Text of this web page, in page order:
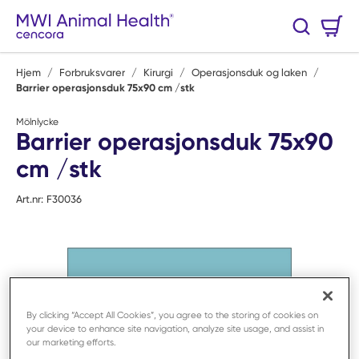
Hopp til hovedinnhold
Søk
Hjem / Forbruksvarer / Kirurgi / Operasjonsduk og laken /
Barrier operasjonsduk 75x90 cm /stk
Mölnlycke
Barrier operasjonsduk 75x90
cm /stk
Art.nr: F30036
By clicking “Accept All Cookies”, you agree to the storing of cookies on
your device to enhance site navigation, analyze site usage, and assist in
our marketing efforts.